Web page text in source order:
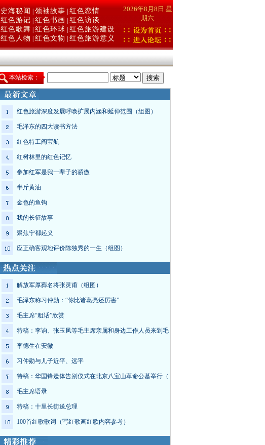
史海秘闻 领袖故事 红色恋情
红色游记 红色书画
红色访谈
红色歌舞 红色环球 红色旅游建设
红色人物 红色文物 红色旅游意义
2026年8月8日 星
期六
本站检索：
红色旅游深度发展呼唤扩展内涵和延伸范围（组图）
毛泽东的四大读书方法
红色特工阎宝航
红树林里的红色记忆
参加红军是我一辈子的骄傲
半斤黄油
金色的鱼钩
我的长征故事
聚焦宁都起义
应正确客观地评价陈独秀的一生（组图）
解放军厚葬名将张灵甫（组图）
毛泽东称习仲勋：“你比诸葛亮还厉害”
毛主席“粗话”欣赏
特稿：李讷、张玉凤等毛主席亲属和身边工作人员来到毛
李德生在安徽
习仲勋与儿子近平、远平
特稿：华国锋遗体告别仪式在北京八宝山革命公墓举行（
毛主席语录
特稿：十里长街送总理
100首红歌歌词（写红歌画红歌内容参考）